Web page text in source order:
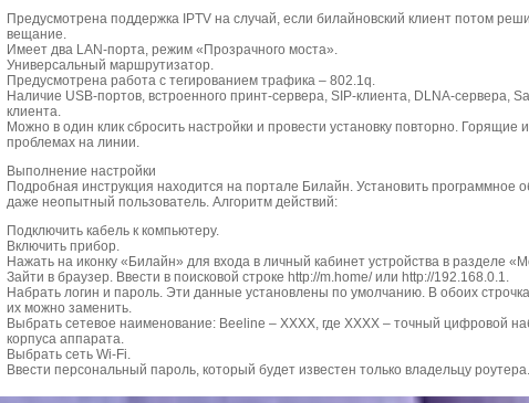
Предусмотрена поддержка IPTV на случай, если билайновский клиент потом
вещание.
Имеет два LAN-порта, режим «Прозрачного моста».
Универсальный маршрутизатор.
Предусмотрена работа с тегированием трафика – 802.1q.
Наличие USB-портов, встроенного принт-сервера, SIP-клиента, DLNA-сервера,
клиента.
Можно в один клик сбросить настройки и провести установку повторно. Горящие
проблемах на линии.
Выполнение настройки
Подробная инструкция находится на портале Билайн. Установить программное
даже неопытный пользователь. Алгоритм действий:
Подключить кабель к компьютеру.
Включить прибор.
Нажать на иконку «Билайн» для входа в личный кабинет устройства в разделе
Зайти в браузер. Ввести в поисковой строке http://m.home/ или http://192.168.0.1.
Набрать логин и пароль. Эти данные установлены по умолчанию. В обоих
их можно заменить.
Выбрать сетевое наименование: Beeline – XXXX, где XXXX – точный цифровой
корпуса аппарата.
Выбрать сеть Wi-Fi.
Ввести персональный пароль, который будет известен только владельцу роутера.